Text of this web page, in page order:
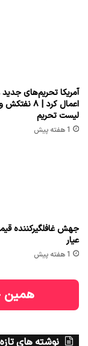
آمریکا تحریم‌های جدید
لیست تحریم
1 هفته پیش
عیار
1 هفته پیش
همین
نوشته های تازه